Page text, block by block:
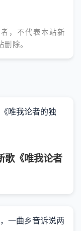
，不代表本站新
除。
歌《唯我论者